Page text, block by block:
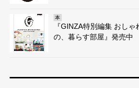
本
『GINZA特別編集 おし
の、暮らす部屋』発売中